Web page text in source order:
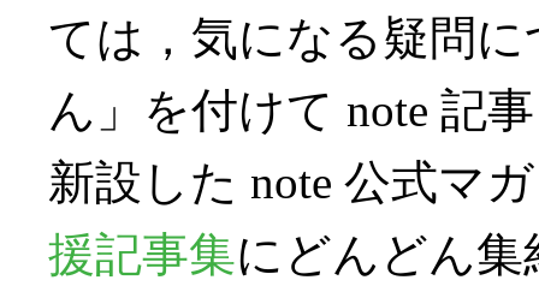
ては，気になる疑問
ん」を付けて note 記
新設した note 公式マ
援記事集にどんどん